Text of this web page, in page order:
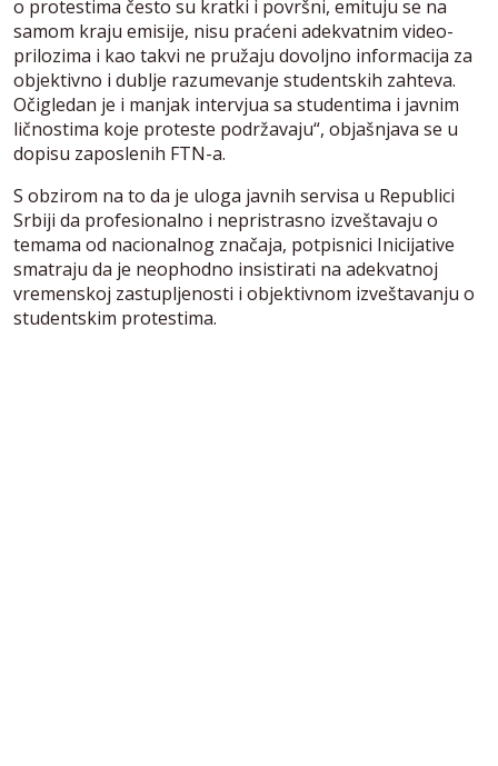
o protestima često su kratki i površni, emituju se na
samom kraju emisije, nisu praćeni adekvatnim video-
prilozima i kao takvi ne pružaju dovoljno informacija za
objektivno i dublje razumevanje studentskih zahteva.
Očigledan je i manjak intervjua sa studentima i javnim
ličnostima koje proteste podržavaju“, objašnjava se u
dopisu zaposlenih FTN-a.
S obzirom na to da je uloga javnih servisa u Republici
Srbiji da profesionalno i nepristrasno izveštavaju o
temama od nacionalnog značaja, potpisnici Inicijative
smatraju da je neophodno insistirati na adekvatnoj
vremenskoj zastupljenosti i objektivnom izveštavanju o
studentskim protestima.